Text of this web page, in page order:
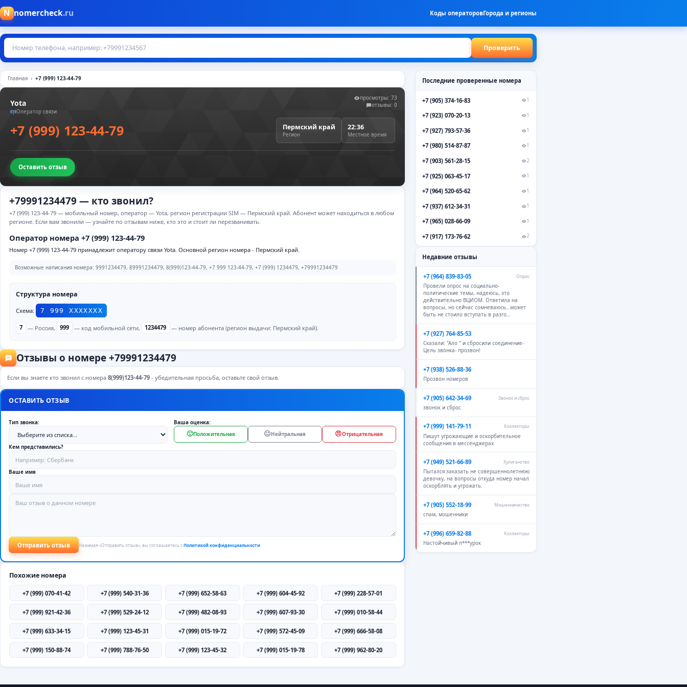
N nomercheck.ru Коды операторовГорода и регионы
Проверить
Главная +7 (999) 123-44-79
просмотры: 73
отзывы: 0
Yota
Оператор связи
+7 (999) 123-44-79 Пермский край
Регион
22:36
Местное время
Оставить отзыв
+79991234479 — кто звонил?
+7 (999) 123-44-79 — мобильный номер, оператор — Yota, регион регистрации SIM — Пермский край. Абонент может находиться в любом
регионе. Если вам звонили — узнайте по отзывам ниже, кто это и стоит ли перезванивать.
Оператор номера +7 (999) 123-44-79
Номер +7 (999) 123-44-79 принадлежит оператору связи Yota. Основной регион номера - Пермский край.
Возможные написания номера: 9991234479, 89991234479, 8(999)123-44-79, +7 999 123-44-79, +7 (999) 1234479, +79991234479
Структура номера
Схема: 7 999 ХХХХХХХ
7 — Россия, 999 — код мобильной сети, 1234479 — номер абонента (регион выдачи: Пермский край).
Отзывы о номере +79991234479
Если вы знаете кто звонил с номера 8(999)123-44-79- убедительная просьба, оставьте свой отзыв.
ОСТАВИТЬ ОТЗЫВ
Тип звонка: Ваша оценка:
🙂Положительная 😐Нейтральная 😠Отрицательная
Кем представились?
Ваше имя
Отправить отзыв Нажимая «Отправить отзыв», вы соглашаетесь сПолитикой конфиденциальности
Похожие номера
+7 (999) 070-41-42 +7 (999) 540-31-36 +7 (999) 652-58-63 +7 (999) 604-45-92 +7 (999) 228-57-01
+7 (999) 921-42-36 +7 (999) 529-24-12 +7 (999) 482-08-93 +7 (999) 607-93-30 +7 (999) 010-58-44
+7 (999) 633-34-15 +7 (999) 123-45-31 +7 (999) 015-19-72 +7 (999) 572-45-09 +7 (999) 666-58-08
+7 (999) 150-88-74 +7 (999) 788-76-50 +7 (999) 123-45-32 +7 (999) 015-19-78 +7 (999) 962-80-20
Последние проверенные номера
+7 (905) 374-16-83 1
+7 (923) 070-20-13 1
+7 (927) 793-57-36 1
+7 (980) 514-87-87 1
+7 (903) 561-28-15 2
+7 (925) 063-45-17 1
+7 (964) 520-65-62 1
+7 (937) 612-34-31 1
+7 (965) 028-66-09 1
+7 (917) 173-76-62 2
Недавние отзывы
+7 (964) 839-83-05 Опрос
Провели опрос на социально-
политические темы, надеюсь, это
действительно ВЦИОМ. Ответила на
вопросы, но сейчас сомневаюсь…может
быть не стоило вступать в разго…
+7 (927) 764-85-53
Сказали: "Ало " и сбросили соединение-
Цель звонка- прозвон!
+7 (938) 526-88-36
Прозвон номеров
+7 (905) 642-34-69 Звонок и сброс
звонок и сброс
+7 (999) 141-79-11 Коллекторы
Пишут угрожающие и оскорбительное
сообщения в мессенджерах
+7 (949) 521-66-89 Хулиганство
Пытался заказать не совершеннолетнюю
девочку, на вопросы откуда номер начал
оскорблять и угрожать.
+7 (905) 552-18-99 Мошенничество
спам, мошенники
+7 (996) 659-82-88 Коллекторы
Настойчивый п***урок